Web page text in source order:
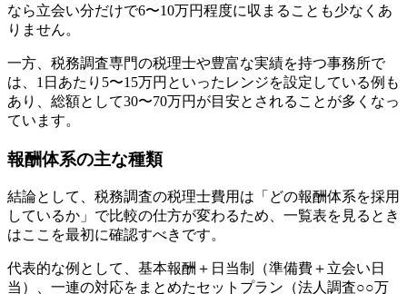
なら立会い分だけで6〜10万円程度に収まることも少なくあ
りません。
一方、税務調査専門の税理士や豊富な実績を持つ事務所で
は、1日あたり5〜15万円といったレンジを設定している例も
あり、総額として30〜70万円が目安とされることが多くなっ
ています。
報酬体系の主な種類
結論として、税務調査の税理士費用は「どの報酬体系を採用
しているか」で比較の仕方が変わるため、一覧表を見るとき
はここを最初に確認すべきです。
代表的な例として、基本報酬＋日当制（準備費＋立会い日
当）、一連の対応をまとめたセットプラン（法人調査○○万